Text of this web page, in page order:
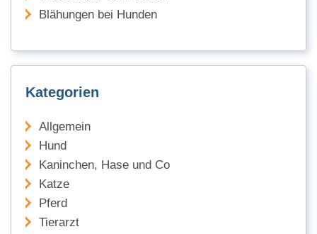
Blähungen bei Hunden
Kategorien
Allgemein
Hund
Kaninchen, Hase und Co
Katze
Pferd
Tierarzt